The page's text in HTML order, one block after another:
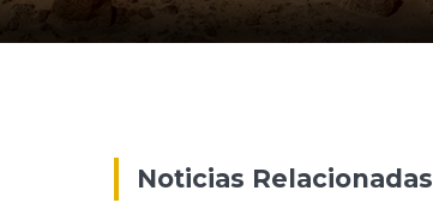
Noticias Relacionadas